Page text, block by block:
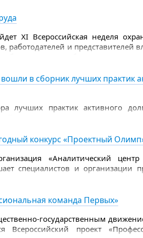
появляется слабоумие, проблемы с
XI Всероссийская неделя
работодателей и представителей
Министерство труда и
— Фонд Росконгресс
в сборник лучших практик
лучших практик активного
области: «Йога на стуле»
Лесного) и «Школа пожилого
области совместно с
конкурс «Проектный
«Аналитический
специалистов и организации
оценки своих
команда Первых»
государственным
Всероссийский проект